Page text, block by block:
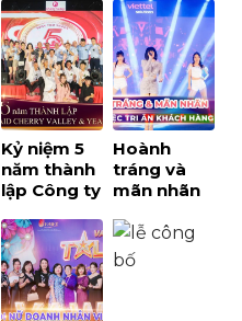
THỜI
TRANG TẠI
SECC
phẩm
Misubishi
Kỷ niệm 5
năm thành
lập Công ty
Cherry
Valley &
Year end
party
Hoành
tráng và
mãn nhãn
tri ân
khách